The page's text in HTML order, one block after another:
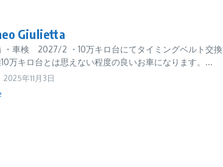
Giulietta
・車検 2027/2 ・10万キロ台にてタイミングベルト交
10万キロ台とは思えない程度の良いお車になります。...
2025年11月3日